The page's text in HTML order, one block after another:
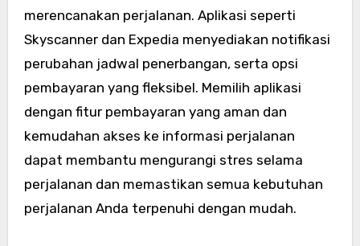
merencanakan perjalanan. Aplikasi seperti
Skyscanner dan Expedia menyediakan notifikasi
perubahan jadwal penerbangan, serta opsi
pembayaran yang fleksibel. Memilih aplikasi
dengan fitur pembayaran yang aman dan
kemudahan akses ke informasi perjalanan
dapat membantu mengurangi stres selama
perjalanan dan memastikan semua kebutuhan
perjalanan Anda terpenuhi dengan mudah.